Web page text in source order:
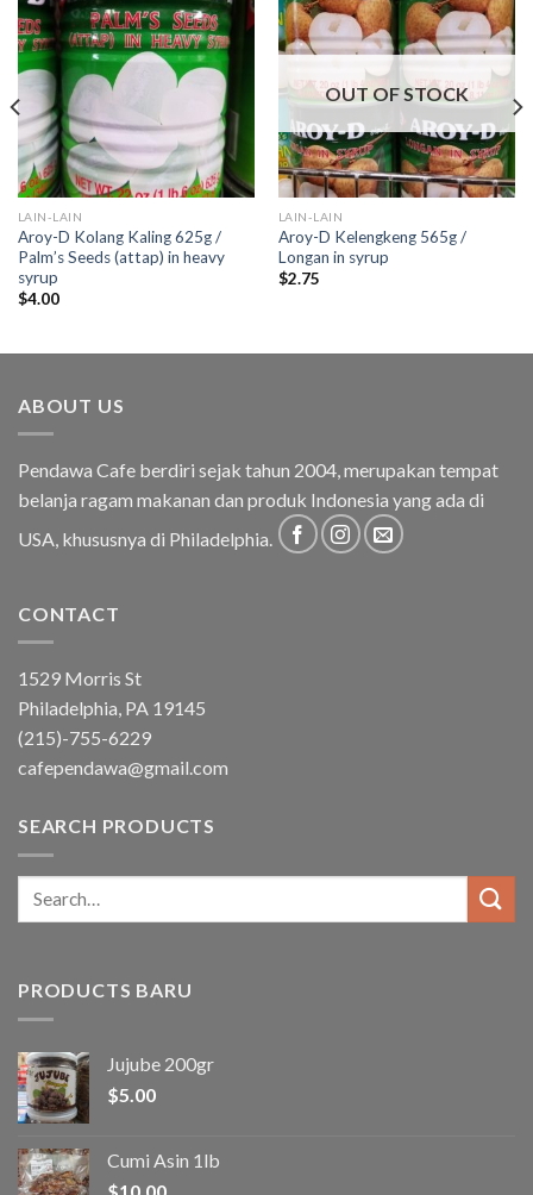
LAIN-LAIN
Aroy-D Kolang Kaling 625g /
Palm’s Seeds (attap) in heavy
syrup
$4.00
OUT OF STOCK
LAIN-LAIN
Aroy-D Kelengkeng 565g /
Longan in syrup
$2.75
ABOUT US
Pendawa Cafe berdiri sejak tahun 2004, merupakan tempat
belanja ragam makanan dan produk Indonesia yang ada di
USA, khususnya di Philadelphia.
CONTACT
1529 Morris St
Philadelphia, PA 19145
(215)-755-6229
cafependawa@gmail.com
SEARCH PRODUCTS
Search
PRODUCTS BARU
Jujube 200gr
$5.00
Cumi Asin 1lb